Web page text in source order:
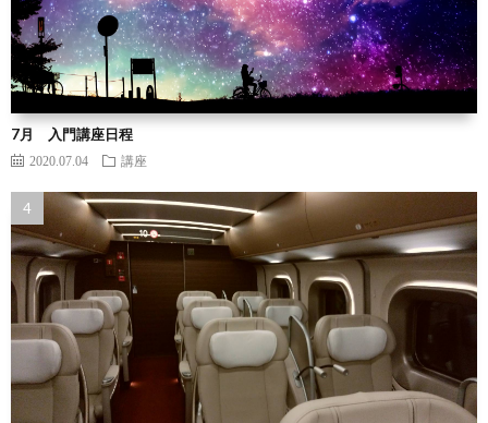
7月 入門講座日程
2020.07.04 講座